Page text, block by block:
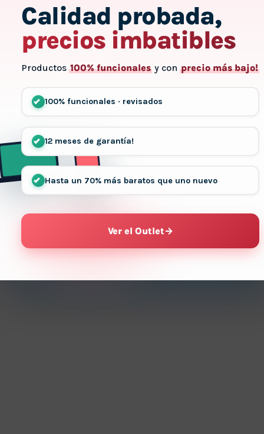
Calidad probada,
precios imbatibles
Productos 100% funcionales y con precio más bajo!
100% funcionales · revisados
12 meses de garantía!
Hasta un 70% más baratos que uno nuevo
Ver el Outlet→